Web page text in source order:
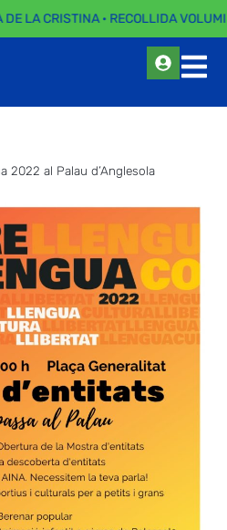
LA CRISTINA · RECOLLIDA
2022 al Palau d’Anglesola